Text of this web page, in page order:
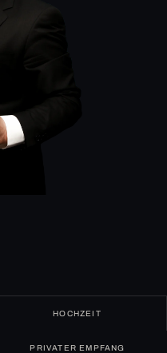
HOCHZEIT
PRIVATER EMPFANG